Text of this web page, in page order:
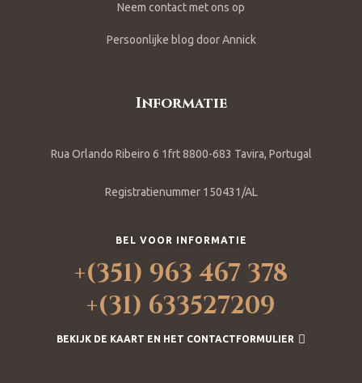
Neem contact met ons op
Persoonlijke blog door Annick
Informatie
Rua Orlando Ribeiro 6 1frt 8800-683 Tavira, Portugal
Registratienummer 150431/AL
BEL VOOR INFORMATIE
+(351) 963 467 378
+(31) 633527209
BEKIJK DE KAART EN HET CONTACTFORMULIER